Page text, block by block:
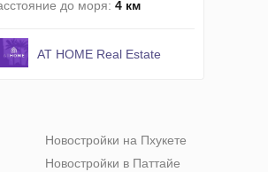
до моря: 4 км
AT HOME Real Estate
Новостройки на Пхукете
Новостройки в Паттайе